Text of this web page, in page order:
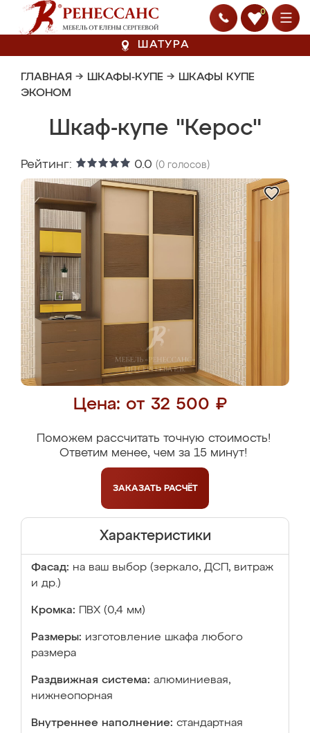
0
ШАТУРА
ГЛАВНАЯ → ШКАФЫ-КУПЕ → ШКАФЫ КУПЕ
ЭКОНОМ
Шкаф-купе "Керос"
Рейтинг: 0.0 (0 голосов)
Цена: от 32 500 ₽
Поможем рассчитать точную стоимость!
Ответим менее, чем за 15 минут!
ЗАКАЗАТЬ РАСЧЁТ
Характеристики
Фасад: на ваш выбор (зеркало, ДСП, витраж
и др.)
Кромка: ПВХ (0,4 мм)
Размеры: изготовление шкафа любого
размера
Раздвижная система: алюминиевая,
нижнеопорная
Внутреннее наполнение: стандартная